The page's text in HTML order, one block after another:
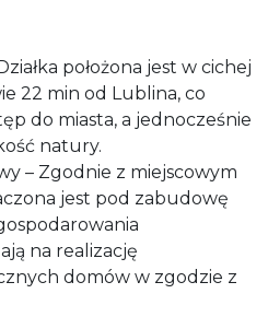
położona jest w cichej
22 min od Lublina, co
do miasta, a jednocześnie
natury.
– Zgodnie z miejscowym
jest pod zabudowę
na realizację
domów w zgodzie z